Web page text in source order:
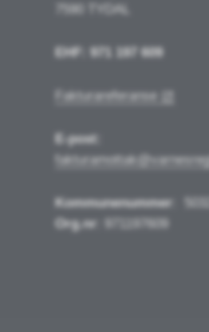
7590 TYDAL
EHF: 971 197 609
Fakturareferanse
E-post:
Kommunenummer
Org.nr : 971197609